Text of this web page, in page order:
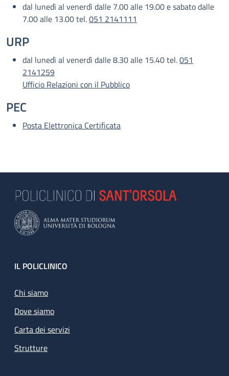
dal lunedì al venerdì dalle 7.00 alle 19.00 e sabato dalle
7.00 alle 13.00 tel.051 2141111
URP
dal lunedì al venerdì dalle 8.30 alle 15.40 tel.051
2141259
Ufficio Relazioni con il Pubblico
PEC
Posta Elettronica Certificata
Footer
IL POLICLINICO
Chi siamo
Dove siamo
Carta dei servizi
Strutture